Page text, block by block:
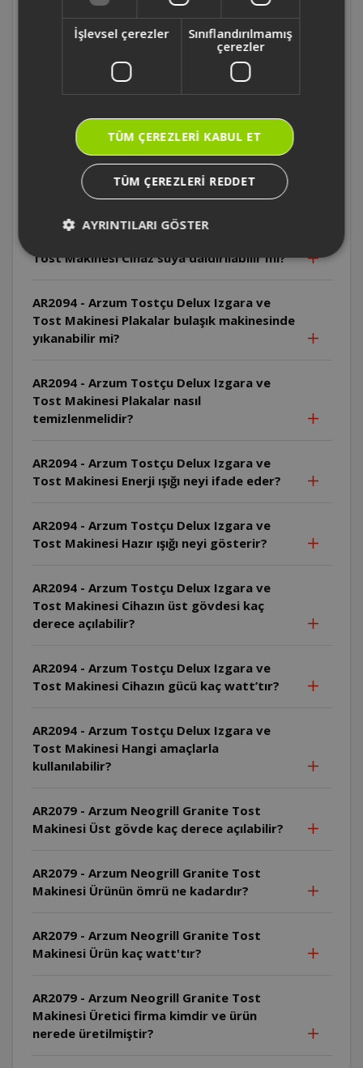
AR2094 - Arzum Tostçu Delux Izgara ve
Tost Makinesi Isı ayarı nasıl yapılır?
AR2094 - Arzum Tostçu Delux Izgara ve
Tost Makinesi İlk kullanımda neden duman
AR2094 - Arzum Tostçu Delux Izgara ve
Tost Makinesi Kablo neden sıcak
yüzeylerden uzak tutulmalıdır?
Tost Makinesi Cihaz suya daldırılabilir mi?
AR2094 - Arzum Tostçu Delux Izgara ve
Tost Makinesi Plakalar bulaşık makinesinde
yıkanabilir mi?
AR2094 - Arzum Tostçu Delux Izgara ve
Tost Makinesi Plakalar nasıl
temizlenmelidir?
AR2094 - Arzum Tostçu Delux Izgara ve
Tost Makinesi Enerji ışığı neyi ifade eder?
AR2094 - Arzum Tostçu Delux Izgara ve
Tost Makinesi Hazır ışığı neyi gösterir?
AR2094 - Arzum Tostçu Delux Izgara ve
Tost Makinesi Cihazın üst gövdesi kaç
derece açılabilir?
AR2094 - Arzum Tostçu Delux Izgara ve
Tost Makinesi Cihazın gücü kaç watt’tır?
AR2094 - Arzum Tostçu Delux Izgara ve
Tost Makinesi Hangi amaçlarla
kullanılabilir?
AR2079 - Arzum Neogrill Granite Tost
Makinesi Üst gövde kaç derece açılabilir?
AR2079 - Arzum Neogrill Granite Tost
Makinesi Ürünün ömrü ne kadardır?
AR2079 - Arzum Neogrill Granite Tost
Makinesi Ürün kaç watt'tır?
AR2079 - Arzum Neogrill Granite Tost
Makinesi Üretici firma kimdir ve ürün
nerede üretilmiştir?
İşlevsel çerezler
Sınıflandırılmamış
çerezler
TÜM ÇEREZLERI KABUL ET
TÜM ÇEREZLERI REDDET
AYRINTILARI GÖSTER